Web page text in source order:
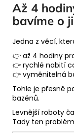
Až 4
bavíme o
Jedna z věcí,
👉 až 4 hodiny
👉 rychlé nabití
👉 vyměnitelná
Tohle je přesně
bazénů.
Levnější roboty
Tady ten